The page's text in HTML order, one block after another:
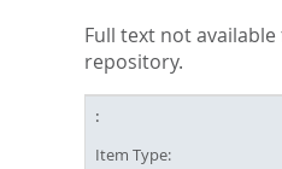
Full text not
repository.
Item Type: